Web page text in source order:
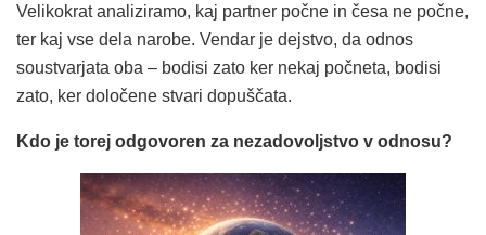
Velikokrat analiziramo, kaj partner počne in česa ne počne,
ter kaj vse dela narobe. Vendar je dejstvo, da odnos
soustvarjata oba – bodisi zato ker nekaj počneta, bodisi
zato, ker določene stvari dopuščata.
Kdo je torej odgovoren za nezadovoljstvo v odnosu?